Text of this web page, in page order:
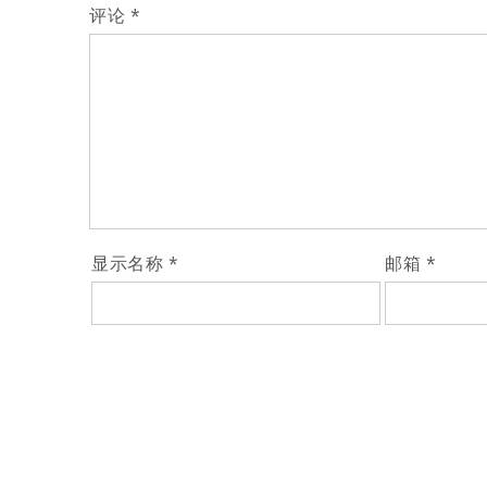
航
评论 *
显示名称 * 邮箱 *